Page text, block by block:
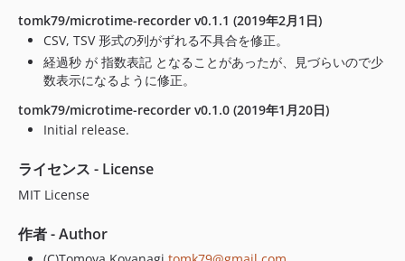
tomk79/microtime-recorder v0.1.1 (2019年2月1日)
CSV, TSV 形式の列がずれる不具合を修正。
経過秒 が 指数表記 となることがあったが、見づらいので少
数表示になるように修正。
tomk79/microtime-recorder v0.1.0 (2019年1月20日)
Initial release.
ライセンス - License
MIT License
作者 - Author